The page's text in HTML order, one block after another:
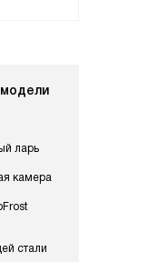
ларь
камера
стали